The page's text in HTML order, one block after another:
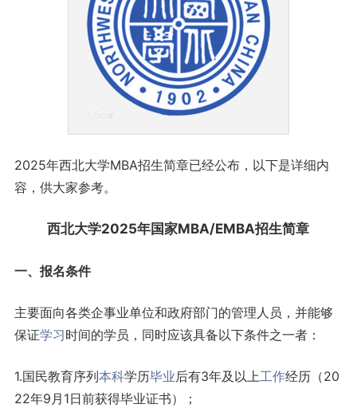
2025年西北大学MBA招生简章已经公布，以下是详细内
容，供大家参考。
西北大学2025年国家MBA/EMBA招生简章
一、报名条件
主要面向各类企事业单位和政府部门的管理人员，并能够
保证学习时间的学员，同时应该具备以下条件之一者：
1.国民教育序列本科学历毕业后有3年及以上工作经历（20
22年9月1日前获得毕业证书）；